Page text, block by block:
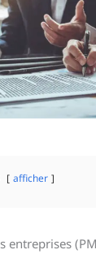
afficher
entreprises